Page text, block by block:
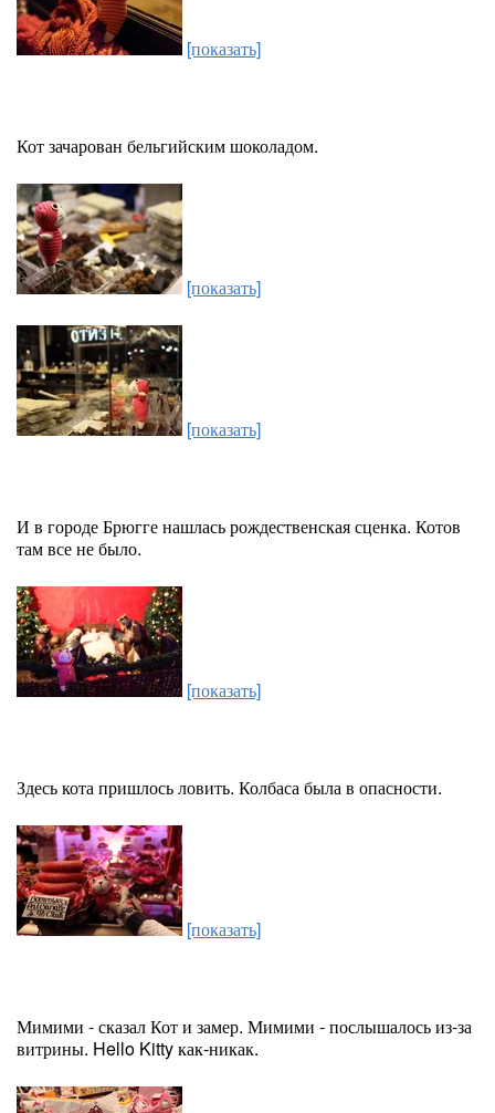
[показать]
Кот зачарован бельгийским шоколадом.
[показать]
[показать]
И в городе Брюгге нашлась рождественская сценка. Котов
там все не было.
[показать]
Здесь кота пришлось ловить. Колбаса была в опасности.
[показать]
Мимими - сказал Кот и замер. Мимими - послышалось из-за
витрины. Hello Kitty как-никак.